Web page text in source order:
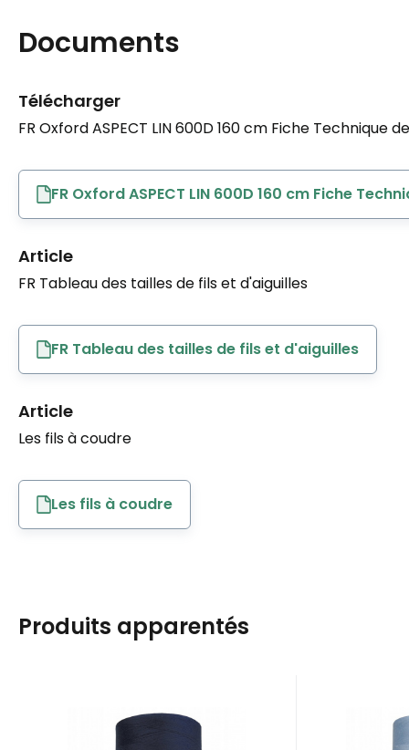
Documents
Télécharger
FR Oxford ASPECT LIN 600D 160 cm Fiche Technique
FR Oxford ASPECT LIN 600D 160 cm Fiche
Article
FR Tableau des tailles de fils et d'aiguilles
FR Tableau des tailles de fils et d'aiguilles
Article
Les fils à coudre
Les fils à coudre
Produits apparentés
Fils à coudre VIGA 80
Code:80VIGA1125
EAN:8595721019926
7.40
En stock 1
pièce
EAN: